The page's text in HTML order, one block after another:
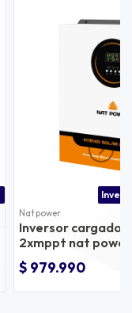
Nat power
Inversor cargador
2xmppt nat power
$ 979.990